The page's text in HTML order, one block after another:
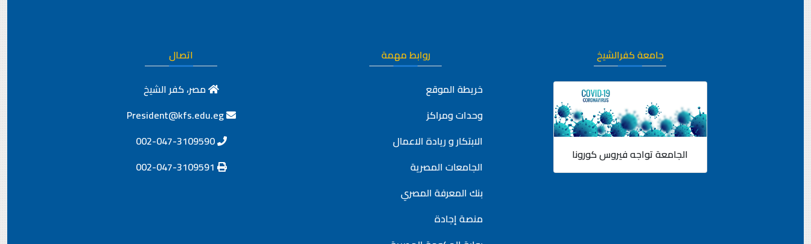
جامعة كفرالشيخ
الجامعة تواجه فيروس كورونا
روابط مهمة
خريطة الموقع
وحدات ومراكز
الابتكار و ريادة الاعمال
الجامعات المصرية
بنك المعرفة المصري
منصة إجادة
اتصال
مصر، كفر الشيخ
President@kfs.edu.eg
002-047-3109590